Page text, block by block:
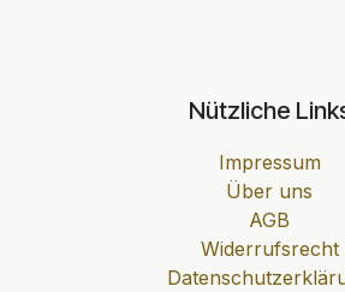
Nützliche
Impressum
Über uns
AGB
Widerrufsrecht